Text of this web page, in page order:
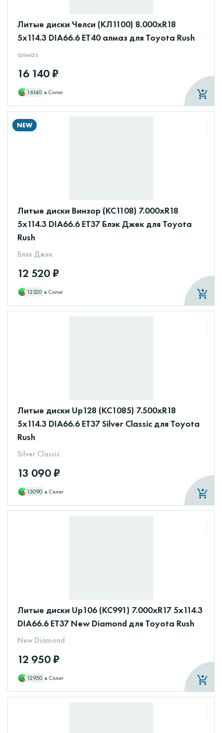
Литые диски Челси (КЛ1100) 8.000xR18
5x114.3 DIA66.6 ET40 алмаз для Toyota Rush
алмаз
16 140 ₽
16140 в Сплит
NEW
Литые диски Винзор (КС1108) 7.000xR18
5x114.3 DIA66.6 ET37 Блэк Джек для Toyota
Rush
Блэк Джек
12 520 ₽
12520 в Сплит
Литые диски Up128 (КС1085) 7.500xR18
5x114.3 DIA66.6 ET37 Silver Classic для Toyota
Rush
Silver Classic
13 090 ₽
13090 в Сплит
Литые диски Up106 (КС991) 7.000xR17 5x114.3
DIA66.6 ET37 New Diamond для Toyota Rush
New Diamond
12 950 ₽
12950 в Сплит